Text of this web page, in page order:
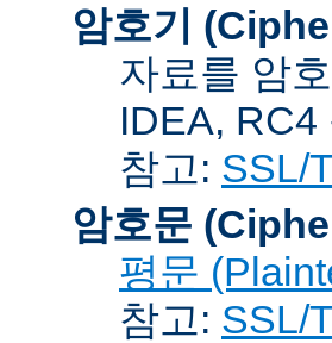
암호기
자료를 암
IDEA, RC4
참고: SSL/
암호문
평문
참고: SSL/